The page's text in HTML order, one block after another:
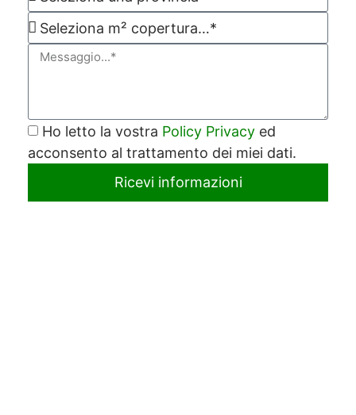
Ho letto la vostra Policy Privacy ed
acconsento al trattamento dei miei dati.
Ricevi informazioni